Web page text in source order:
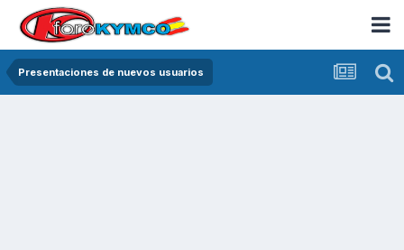
Presentaciones de nuevos usuarios